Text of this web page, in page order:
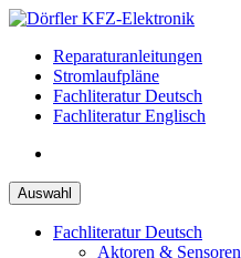
Zum
springenReparaturanleitungen
Stromlaufpläne
Fachliteratur Deutsch
Fachliteratur Englisch
Auswahl
Fachliteratur Deutsch
Aktoren & Sensoren